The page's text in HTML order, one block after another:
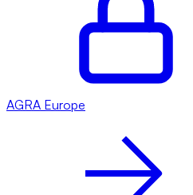
AGRA Europe